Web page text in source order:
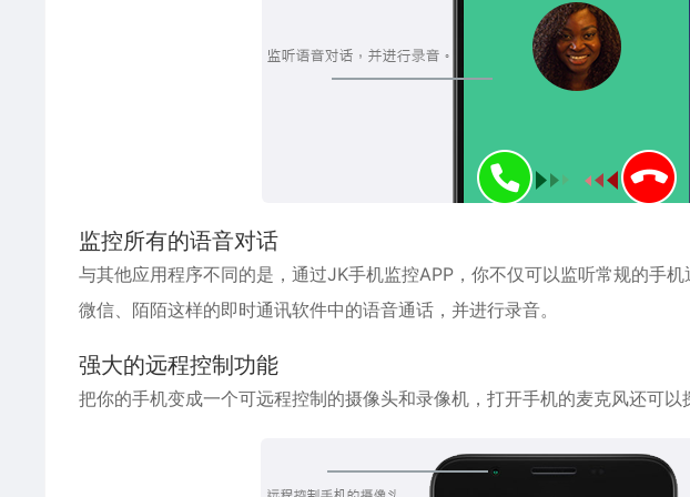
监控所有的语音对话
与其他应用程序不同的是，通过JK手机监控APP，你不仅可以监听常规的手
微信、陌陌这样的即时通讯软件中的语音通话，并进行录音。
强大的远程控制功能
把你的手机变成一个可远程控制的摄像头和录像机，打开手机的麦克风还可以